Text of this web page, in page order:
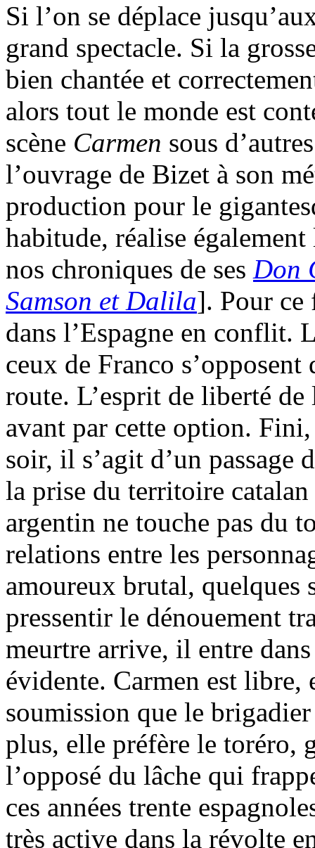
Si l’on se déplace
grand spectacle. Si la
bien chantée et
alors tout le monde est
scène Carmen sous
l’ouvrage de Bizet à son
production pour le
habitude, réalise
nos chroniques de ses Don
Samson et Dalila]. Pour ce
dans l’Espagne en conflit.
ceux de Franco
route. L’esprit de liberté
avant par cette option.
soir, il s’agit d’un passage
la prise du territoire catalan
argentin ne touche pas du
relations entre les
amoureux brutal, quelques
pressentir le dénouement
meurtre arrive, il entre
évidente. Carmen est libre,
soumission que le
plus, elle préfère le toréro,
l’opposé du lâche qui
ces années trente
très active dans la révolte